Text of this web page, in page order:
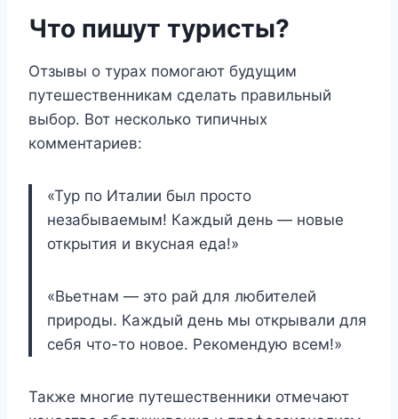
Что пишут туристы?
Отзывы о турах помогают будущим
путешественникам сделать правильный
выбор. Вот несколько типичных
комментариев:
«Тур по Италии был просто
незабываемым! Каждый день — новые
открытия и вкусная еда!»
«Вьетнам — это рай для любителей
природы. Каждый день мы открывали для
себя что-то новое. Рекомендую всем!»
Также многие путешественники отмечают